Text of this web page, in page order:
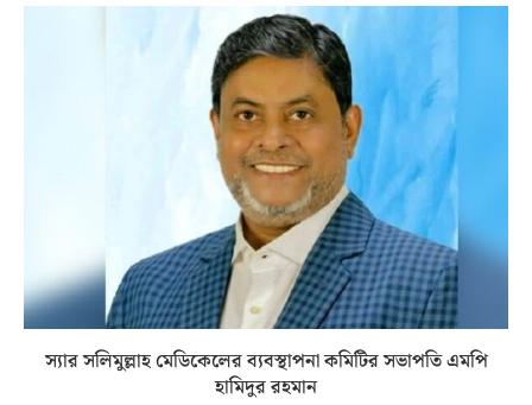
স্যার সলিমুল্লাহ মেডিকেলের ব্যবস্থাপনা কমিটির সভাপতি এমপি
হামিদুর রহমান